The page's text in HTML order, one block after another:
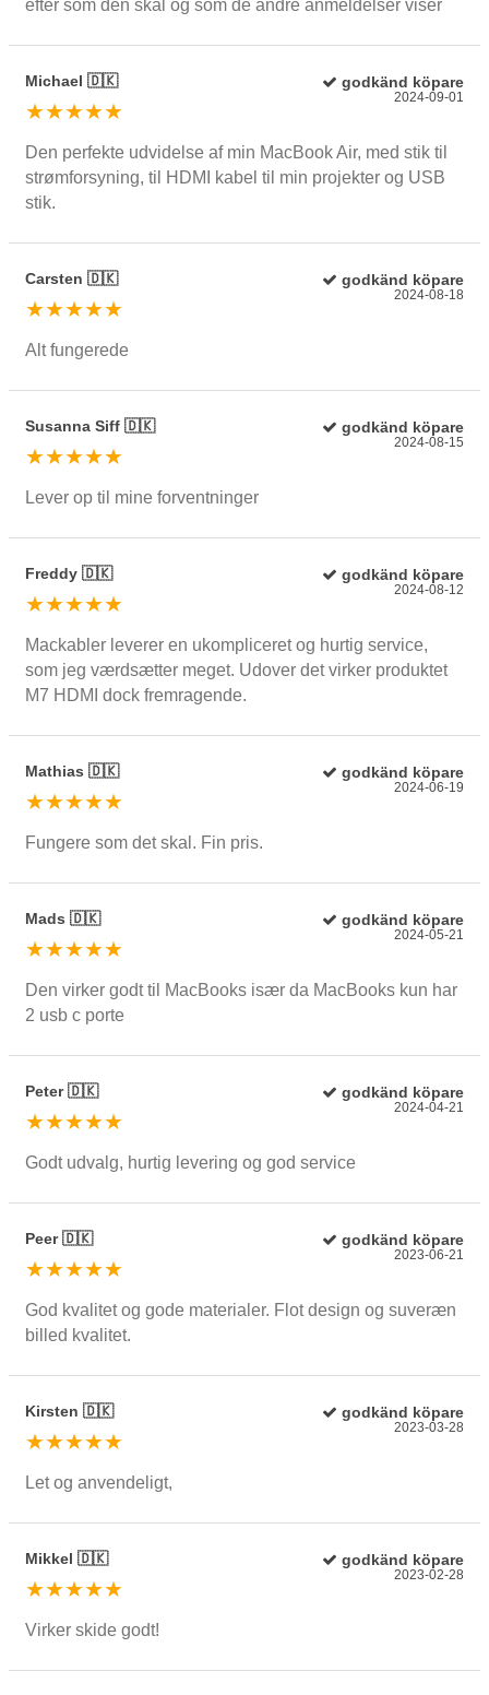
efter som den skal og som de andre anmeldelser viser
Michael 🇩🇰 godkänd köpare
★★★★★
2024-09-01
Den perfekte udvidelse af min MacBook Air, med stik til
strømforsyning, til HDMI kabel til min projekter og USB
stik.
Carsten 🇩🇰 godkänd köpare
★★★★★
2024-08-18
Alt fungerede
Susanna Siff 🇩🇰 godkänd köpare
★★★★★
2024-08-15
Lever op til mine forventninger
Freddy 🇩🇰 godkänd köpare
★★★★★
2024-08-12
Mackabler leverer en ukompliceret og hurtig service,
som jeg værdsætter meget. Udover det virker produktet
M7 HDMI dock fremragende.
Mathias 🇩🇰 godkänd köpare
★★★★★
2024-06-19
Fungere som det skal. Fin pris.
Mads 🇩🇰 godkänd köpare
★★★★★
2024-05-21
Den virker godt til MacBooks især da MacBooks kun har
2 usb c porte
Peter 🇩🇰 godkänd köpare
★★★★★
2024-04-21
Godt udvalg, hurtig levering og god service
Peer 🇩🇰 godkänd köpare
★★★★★
2023-06-21
God kvalitet og gode materialer. Flot design og suveræn
billed kvalitet.
Kirsten 🇩🇰 godkänd köpare
★★★★★
2023-03-28
Let og anvendeligt,
Mikkel 🇩🇰 godkänd köpare
★★★★★
2023-02-28
Virker skide godt!